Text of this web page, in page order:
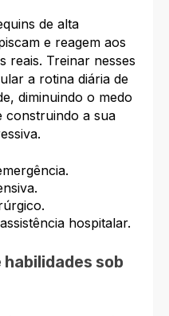
de alta
e reagem aos
reais. Treinar nesses
a rotina diária de
diminuindo o medo
construindo a sua
hospitalar.
sob